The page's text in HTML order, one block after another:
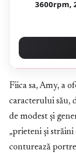
3600rpm,
Fiica sa, Amy, a
caracterului său,
de modest și
„prieteni și
conturează